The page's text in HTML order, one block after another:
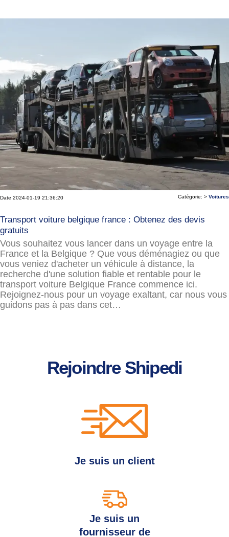
Date 2024-01-19 21:36:20 Catégorie: > Voitures
Transport voiture belgique france : Obtenez des devis
gratuits
Vous souhaitez vous lancer dans un voyage entre la
France et la Belgique ? Que vous déménagiez ou que
vous veniez d'acheter un véhicule à distance, la
recherche d'une solution fiable et rentable pour le
transport voiture Belgique France commence ici.
Rejoignez-nous pour un voyage exaltant, car nous vous
guidons pas à pas dans cet…
Rejoindre Shipedi
Je suis un client
Je suis un
fournisseur de